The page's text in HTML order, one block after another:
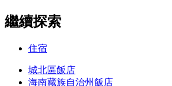
繼續探索
住宿
城北區飯店
海南藏族自治州飯店